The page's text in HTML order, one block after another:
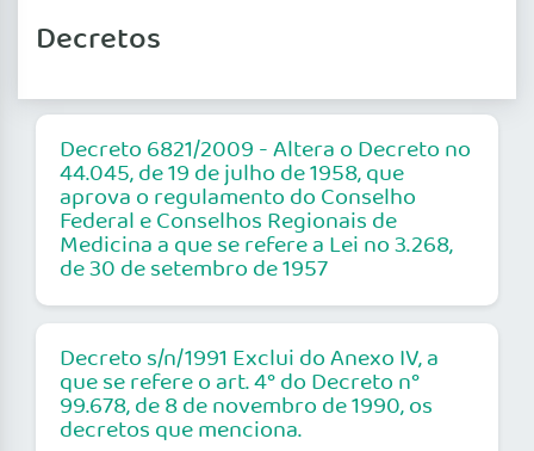
Decretos
Decreto 6821/2009 - Altera o Decreto no
44.045, de 19 de julho de 1958, que
aprova o regulamento do Conselho
Federal e Conselhos Regionais de
Medicina a que se refere a Lei no 3.268,
de 30 de setembro de 1957
Decreto s/n/1991 Exclui do Anexo IV, a
que se refere o art. 4° do Decreto n°
99.678, de 8 de novembro de 1990, os
decretos que menciona.